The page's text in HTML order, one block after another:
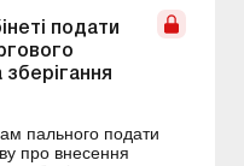
подати
пального подати
про внесення